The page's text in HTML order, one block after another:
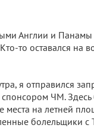
Англии и
то оставался на
я отправился
спонсором ЧМ.
места на летней
болельщики с